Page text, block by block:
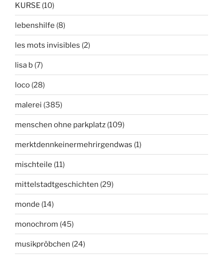
KURSE (10)
lebenshilfe (8)
les mots invisibles (2)
lisa b (7)
loco (28)
malerei (385)
menschen ohne parkplatz (109)
merktdennkeinermehrirgendwas (1)
mischteile (11)
mittelstadtgeschichten (29)
monde (14)
monochrom (45)
musikpröbchen (24)